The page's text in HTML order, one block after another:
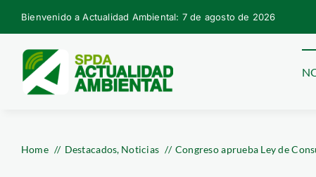
Skip
to
content
Bienvenido a Actualidad Ambiental: 7 de agosto de 2026
Home Destacados Noticias Congreso aprueba Ley de